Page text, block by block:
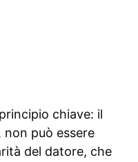
chiave: il
può essere
del datore, che